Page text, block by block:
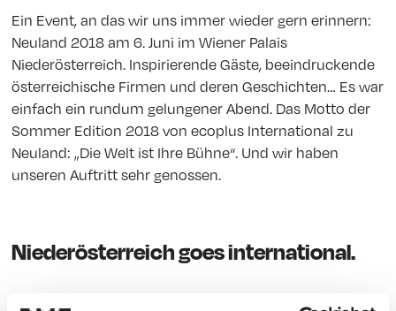
Ein Event, an das wir uns immer wieder gern erinnern:
Neuland 2018 am 6. Juni im Wiener Palais
Niederösterreich. Inspirierende Gäste, beeindruckende
österreichische Firmen und deren Geschichten… Es war
einfach ein rundum gelungener Abend. Das Motto der
Sommer Edition 2018 von ecoplus International zu
Neuland: „Die Welt ist Ihre Bühne“. Und wir haben
unseren Auftritt sehr genossen.
Niederösterreich goes international.